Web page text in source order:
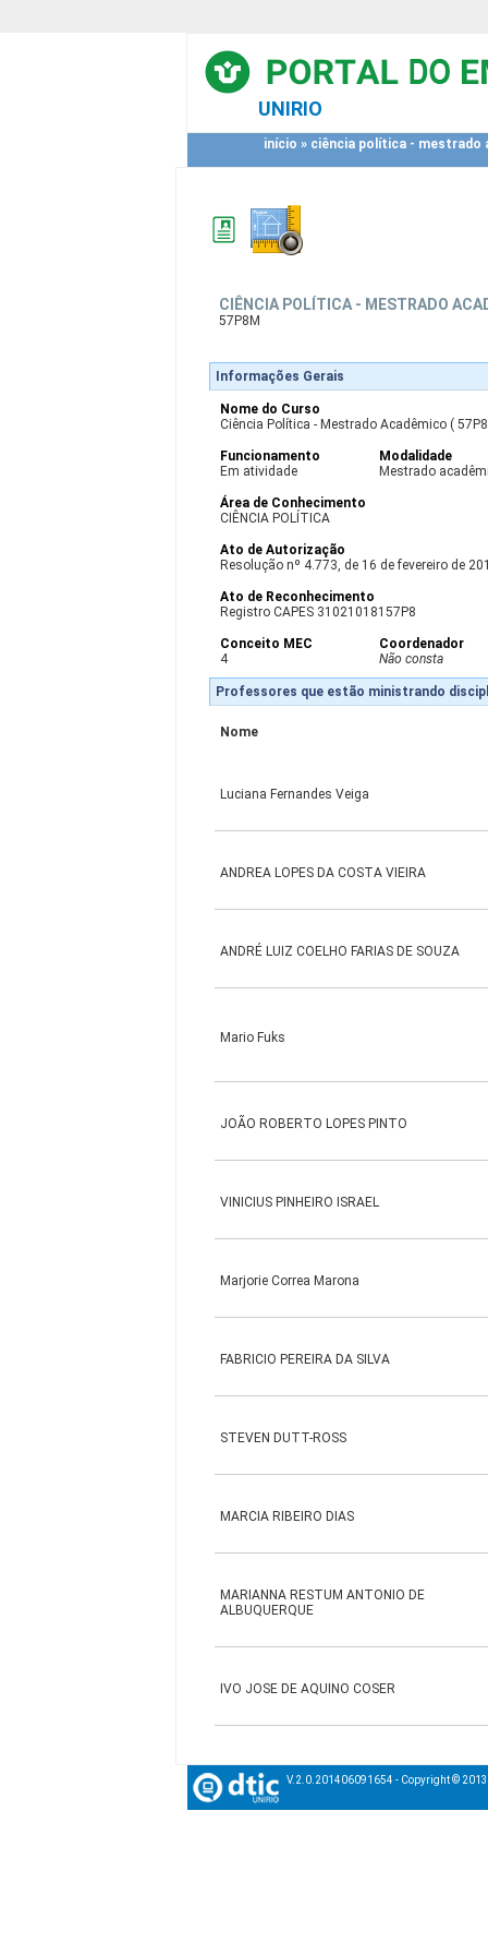
UNIRIO
início » ciência política - mestrado
CIÊNCIA POLÍTICA - MESTRADO
57P8M
Informações Gerais
Nome do Curso
Ciência Política - Mestrado Acadêmico (
Funcionamento
Em atividade
Modalidade
Mestrado
Área de Conhecimento
CIÊNCIA POLÍTICA
Ato de Autorização
Resolução nº 4.773, de 16 de fevereiro de
Ato de Reconhecimento
Registro CAPES 31021018157P8
Conceito MEC
4
Coordenador
Não consta
Professores que estão ministrando
Nome
Luciana Fernandes Veiga
ANDREA LOPES DA COSTA VIEIRA
ANDRÉ LUIZ COELHO FARIAS DE SOUZA
Mario Fuks
JOÃO ROBERTO LOPES PINTO
VINICIUS PINHEIRO ISRAEL
Marjorie Correa Marona
FABRICIO PEREIRA DA SILVA
STEVEN DUTT-ROSS
MARCIA RIBEIRO DIAS
MARIANNA RESTUM ANTONIO DE
ALBUQUERQUE
IVO JOSE DE AQUINO COSER
V.2.0.201406091654 - Copyright ©